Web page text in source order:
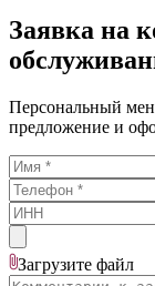
Заявка на
Персональный
предложение и
Загрузите файл